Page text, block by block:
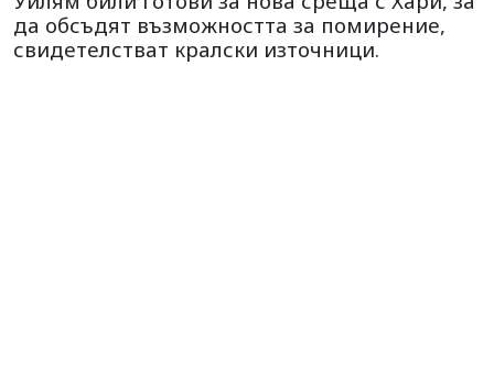
да обсъдят възможността за помирение,
свидетелстват кралски източници.